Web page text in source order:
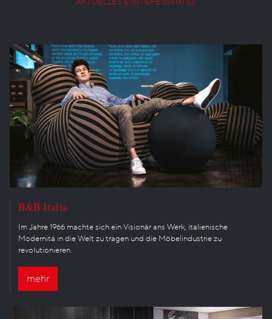
B&B Italia
Im Jahre 1966 machte sich ein Visionär ans Werk, italienische
Modernitá in die Welt zu tragen und die Möbelindustrie zu
revolutionieren.
mehr